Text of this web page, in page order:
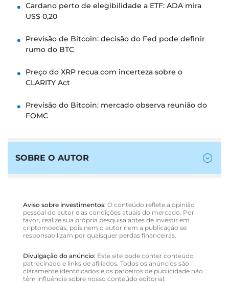
Cardano perto de elegibilidade a ETF: ADA mira
US$ 0,20
Previsão de Bitcoin: decisão do Fed pode definir
rumo do BTC
Preço do XRP recua com incerteza sobre o
CLARITY Act
Previsão do Bitcoin: mercado observa reunião do
FOMC
SOBRE O AUTOR
Aviso sobre investimentos: O conteúdo reflete a opinião
pessoal do autor e as condições atuais do mercado. Por
favor, realize sua própria pesquisa antes de investir em
criptomoedas, pois nem o autor nem a publicação se
responsabilizam por quaisquer perdas financeiras.
Divulgação do anúncio: Este site pode conter conteúdo
patrocinado e links de afiliados. Todos os anúncios são
claramente identificados e os parceiros de publicidade não
têm influência sobre nosso conteúdo editorial.